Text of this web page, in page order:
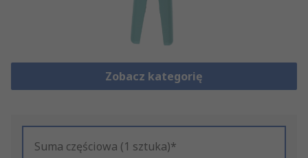
Zobacz kategorię
Suma częściowa (1 sztuka)*